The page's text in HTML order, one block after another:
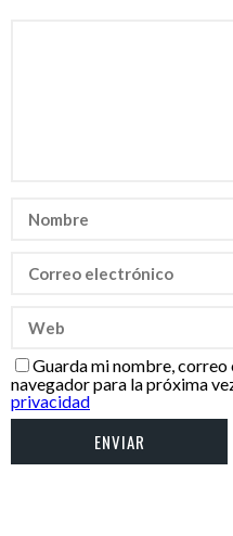
Guarda mi nombre,
navegador para la próxima
privacidad